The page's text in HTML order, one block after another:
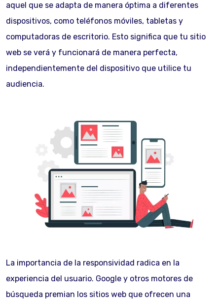
aquel que se adapta de manera óptima a diferentes
dispositivos, como teléfonos móviles, tabletas y
computadoras de escritorio. Esto significa que tu sitio
web se verá y funcionará de manera perfecta,
independientemente del dispositivo que utilice tu
audiencia.
La importancia de la responsividad radica en la
experiencia del usuario. Google y otros motores de
búsqueda premian los sitios web que ofrecen una